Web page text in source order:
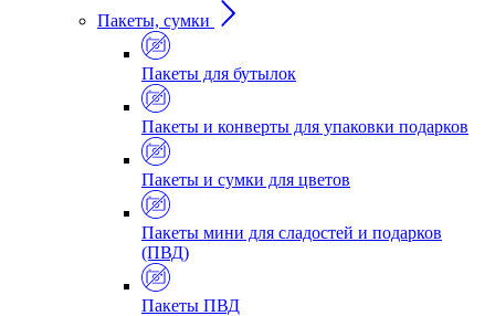
Пакеты, сумки
Пакеты для бутылок
Пакеты и конверты для упаковки подарков
Пакеты и сумки для цветов
Пакеты мини для сладостей и подарков
(ПВД)
Пакеты ПВД